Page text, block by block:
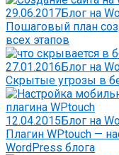
29.06.2017Блог на
Пошаговый план
всех этапов
27.01.2016Блог на
Скрытые угрозы в
12.04.2015Блог на
Плагин WPtouch —
WordPress блога